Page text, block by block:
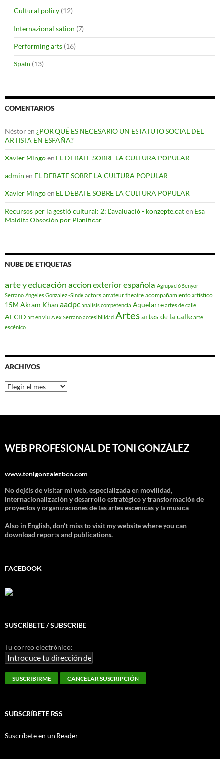
Cultural policy (12)
Internazionalisation (7)
Performing arts (16)
Spain (13)
COMENTARIOS
Néstoren ¿POR QUÉ ES NECESARIO UN ESTATUTO SOCIAL DEL
ARTISTA EN ESPAÑA?
Xavier Mingoen EL DEBATE SOBRE LA CULTURA POPULAR
admin en EL DEBATE SOBRE LA CULTURA POPULAR
Xavier Mingoen EL DEBATE SOBRE LA CULTURA POPULAR
Recursos per la gestió cultural: 2: L'avaluació - konzepte.caten Esa
Maldita Obsesión por Planificar
NUBE DE ETIQUETAS
arte y educaciónaccion exterior española Agrupació Senyor
Serrano Angeles Gonzalez -Sinde actors amateur theatre acompañamiento artístico
15M Akram Khan aadpc analisis competencia Aquelarre artes de calle
AECID art en viu Alex Serrano accesibilidad Artesartes de la calle arte
escénico
ARCHIVOS
Archivos
WEB PROFESIONAL DE TONI GONZÁLEZ
www.tonigonzalezbcn.com
No dejéis de visitar mi web, especializada en movilidad,
internacionalización y desarrollo estratégico y transformación de
proyectos y organizaciones de las artes escénicas y la música
Also in English, don't miss to visit my website where you can
download reports and publications.
FACEBOOK
SUSCRÍBETE / SUBSCRIBE
Tu correo electrónico:
SUBSCRÍBETE RSS
Suscríbete en un Reader